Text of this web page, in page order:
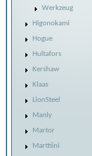
Werkzeug
Higonokami
Hogue
Hultafors
Kershaw
Klaas
LionSteel
Manly
Martor
Marttiini